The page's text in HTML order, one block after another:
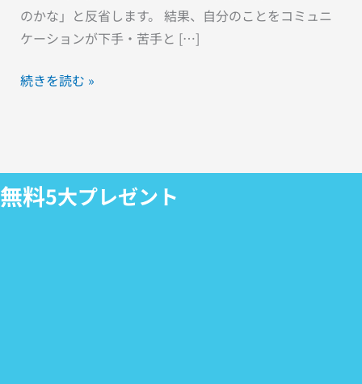
のかな」と反省します。 結果、自分のことをコミュニ
ケーションが下手・苦手と […]
『人
を
む
基
本』
続きを読む »
無料5大プレゼント